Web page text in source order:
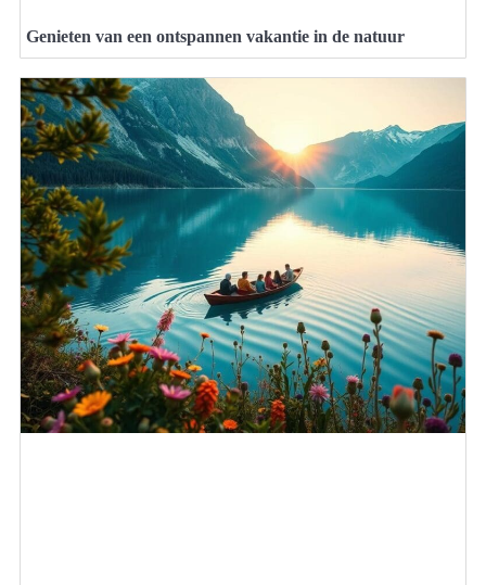
Genieten van een ontspannen vakantie in de natuur